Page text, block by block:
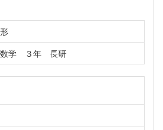
学 ３年 長研